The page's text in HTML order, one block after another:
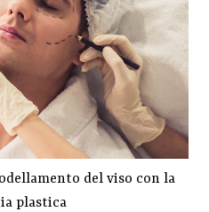
del viso con la
plastica